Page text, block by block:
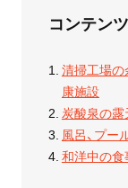
コンテン
清掃工場
康施設
炭酸泉の
風呂、プー
和洋中の食